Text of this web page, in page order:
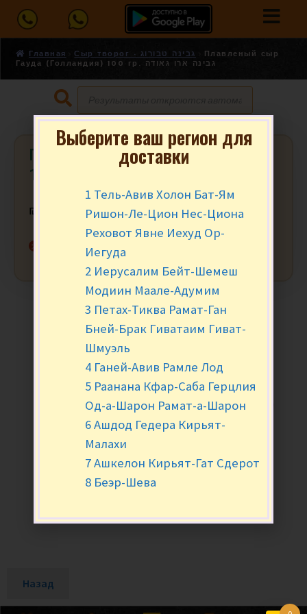
Главная Сыр творог - גבינה טבורוג
Плавленый сыр
Гауда (Голландия) 100 гр. גבינה ארו גאודה
Плавленый сыр Гауда (Голландия)
₪ за шт.
Нет в наличии
Назад
Выберите ваш регион для
доставки
1 Тель-Авив Холон Бат-Ям
Ришон-Ле-Цион Нес-Циона
Реховот Явне Иехуд Ор-
Иегуда
2 Иерусалим Бейт-Шемеш
Модиин Маале-Адумим
3 Петах-Тиква Рамат-Ган
Бней-Брак Гиватаим Гиват-
Шмуэль
4 Ганей-Авив Рамле Лод
5 Раанана Кфар-Саба Герцлия
Од-а-Шарон Рамат-а-Шарон
6 Ашдод Гедера Кирьят-
Малахи
7 Ашкелон Кирьят-Гат Сдерот
8 Беэр-Шева